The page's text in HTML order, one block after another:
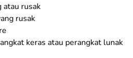
atau rusak
rusak
keras atau perangkat lunak